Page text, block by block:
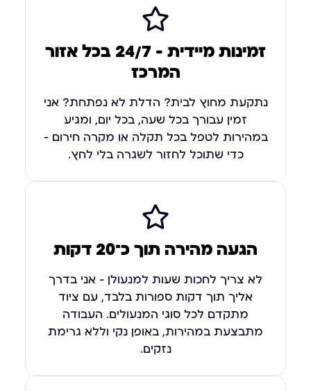
זמינות מיידית – 24/7 בכל אזור
המרכז
נתקעת מחוץ לבית? הדלת לא נפתחת? אני
זמין עבורך בכל שעה, בכל יום, ומגיע
במהירות לטפל בכל תקלה או מקרה חירום –
כדי שתוכל לחזור לשגרה בלי לחץ.
הגעה מהירה תוך כ־20 דקות
לא צריך לחכות שעות למנעולן – אני בדרך
אליך תוך דקות ספורות בלבד, עם ציוד
מתקדם לכל סוגי המנעולים. העבודה
מתבצעת במהירות, באופן נקי וללא גרימת
נזקים.